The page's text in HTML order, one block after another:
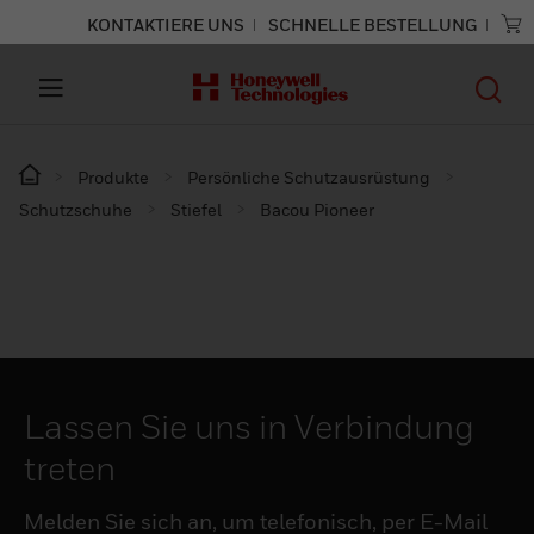
KONTAKTIERE UNS SCHNELLE BESTELLUNG
Produkte
Persönliche Schutzausrüstung
Schutzschuhe
Stiefel Bacou Pioneer
Lassen Sie uns in Verbindung
treten
Melden Sie sich an, um telefonisch, per E-Mail